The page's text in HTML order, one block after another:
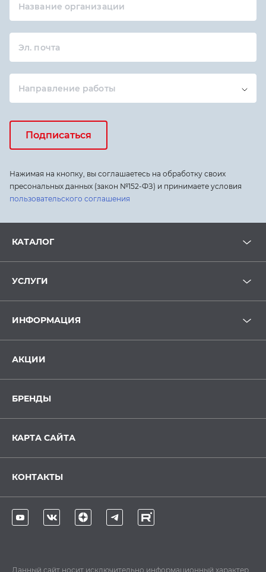
Название организации
Эл. почта
Направление работы
Подписаться
Нажимая на кнопку, вы соглашаетесь на обработку своих
пресональных данных (закон №152-ФЗ) и принимаете условия
пользовательского соглашения
КАТАЛОГ
УСЛУГИ
ИНФОРМАЦИЯ
АКЦИИ
БРЕНДЫ
КАРТА САЙТА
КОНТАКТЫ
Данный сайт носит исключительно информационный характер